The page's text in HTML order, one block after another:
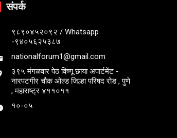
संपर्क
९८९०४५२०९२ / Whatsapp
-९४०५६२५३८७
nationalforum1@gmail.com
३९५ मंगळवार पेठ विष्णू छाया अपार्टमेंट -
नारपटगीर चौक ओल्ड जिल्हा परिषद रोड , पुणे
, महाराष्ट्र ४११०११
१०-०५